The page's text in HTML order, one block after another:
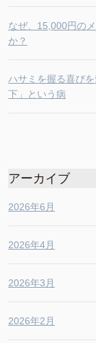
なぜ、15,000円の
か？
ハサミを握る喜び
下」という病
アーカイブ
2026年6月
2026年4月
2026年3月
2026年2月